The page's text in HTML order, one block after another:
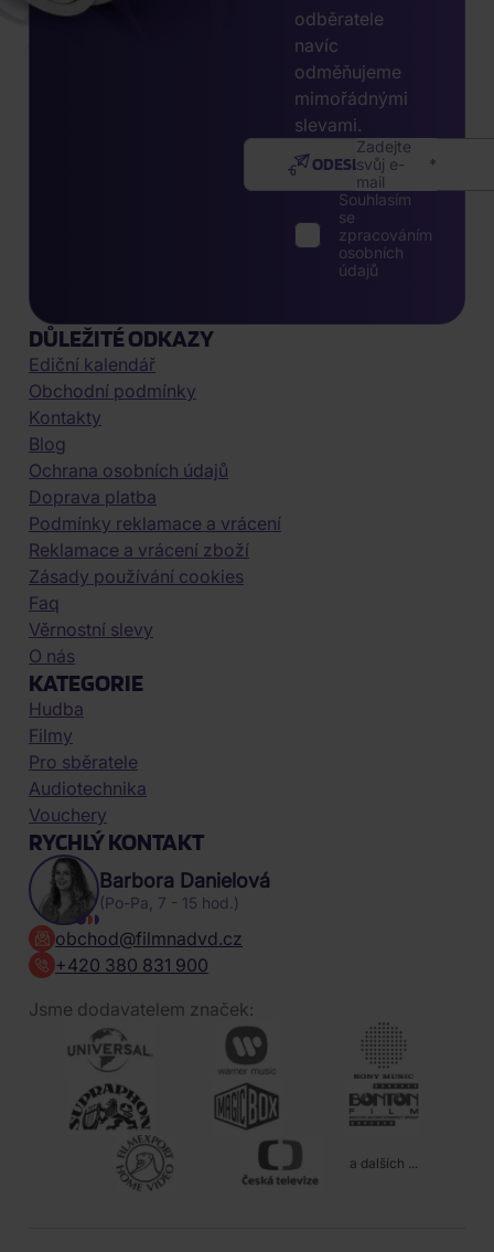
odběratele
navíc
odměňujeme
mimořádnými
slevami.
Zadejte
svůj e-
mail
ODESLAT
Souhlasím
se
zpracováním
osobních
údajů
DŮLEŽITÉ ODKAZY
Ediční kalendář
Obchodní podmínky
Kontakty
Blog
Ochrana osobních údajů
Doprava platba
Podmínky reklamace a vrácení
Reklamace a vrácení zboží
Zásady používání cookies
Faq
Věrnostní slevy
O nás
KATEGORIE
Hudba
Filmy
Pro sběratele
Audiotechnika
Vouchery
RYCHLÝ KONTAKT
Barbora Danielová
(Po-Pa, 7 - 15 hod.)
obchod@filmnadvd.cz
+420 380 831 900
Jsme dodavatelem značek:
a dalších ...